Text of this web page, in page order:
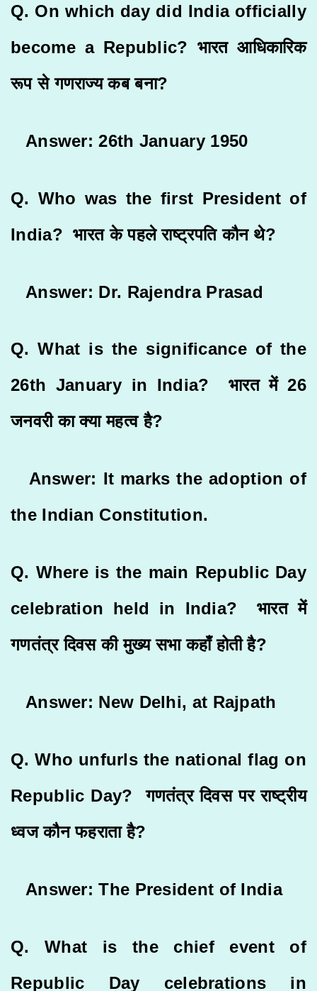
Q. On which day did India officially
become a Republic? भारत आधिकारिक
रूप से गणराज्य कब बना?
Answer: 26th January 1950
Q. Who was the first President of
India? भारत के पहले राष्ट्रपति कौन थे?
Answer: Dr. Rajendra Prasad
Q. What is the significance of the
26th January in India? भारत में 26
जनवरी का क्या महत्व है?
Answer: It marks the adoption of
the Indian Constitution.
Q. Where is the main Republic Day
celebration held in India? भारत में
गणतंत्र दिवस की मुख्य सभा कहाँ होती है?
Answer: New Delhi, at Rajpath
Q. Who unfurls the national flag on
Republic Day? गणतंत्र दिवस पर राष्ट्रीय
ध्वज कौन फहराता है?
Answer: The President of India
Q. What is the chief event of
Republic Day celebrations in